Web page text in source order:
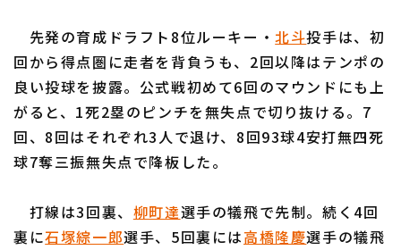
千葉ロッテマリーンズ
オリックス・バファローズ
福岡ソフトバンクホークス
先発の育成ドラフト8位ルーキー・北斗投手は、初
回から得点圏に走者を背負うも、2回以降はテンポの
良い投球を披露。公式戦初めて6回のマウンドにも上
がると、1死2塁のピンチを無失点で切り抜ける。7
回、8回はそれぞれ3人で退け、8回93球4安打無四死
球7奪三振無失点で降板した。
打線は3回裏、 柳町達選手の犠飛で先制。続く4回
裏に石塚綜一郎選手、5回裏には高橋隆慶選手の犠飛